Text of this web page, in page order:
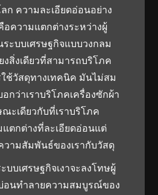
ก ความละเอียดอ่อนอย่าง
ความแตกต่างระหว่างผู้
ะบบเศรษฐกิจแบบวงกลม
งสิ่งเดียวที่สามารถบริโภค
ช้วัสดุทางเทคนิค มันไม่สม
กว่าเราบริโภคเครื่องซักผ้า
ะเดียวกับที่เราบริโภค
ตกต่างที่ละเอียดอ่อนแต่
ามสัมพันธ์ของเรากับวัสดุ
บบเศรษฐกิจเงาจะลงโทษผู้
อนทำลายความสมบูรณ์ของ